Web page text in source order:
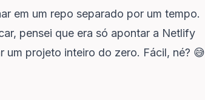
em um repo separado por um tempo.
pensei que era só apontar a Netlify
projeto inteiro do zero. Fácil, né? 😅